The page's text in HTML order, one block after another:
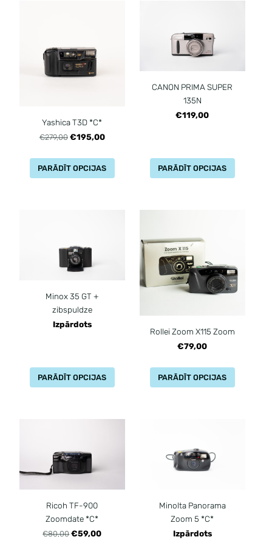
Yashica T3D *C*
€279,00 €195,00
PARĀDĪT OPCIJAS
CANON PRIMA SUPER
135N
€119,00
PARĀDĪT OPCIJAS
Minox 35 GT +
zibspuldze
Izpārdots
PARĀDĪT OPCIJAS
Rollei Zoom X115 Zoom
€79,00
PARĀDĪT OPCIJAS
Ricoh TF-900
Zoomdate *C*
€80,00 €59,00
Minolta Panorama
Zoom 5 *C*
Izpārdots